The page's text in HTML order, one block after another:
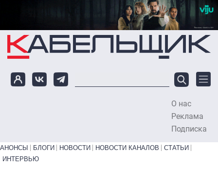
Перейти к основному содержанию
О нас
Реклама
Подписка
Primary links bottom
АНОНСЫ БЛОГИ НОВОСТИ НОВОСТИ КАНАЛОВ
СТАТЬИ
ИНТЕРВЬЮ